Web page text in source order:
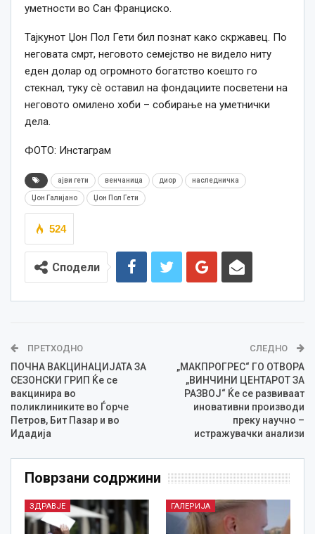
уметности во Сан Франциско.
Тајкунот Џон Пол Гети бил познат како скржавец. По
неговата смрт, неговото семејство не видело ниту
еден долар од огромното богатство коешто го
стекнал, туку сѐ оставил на фондациите посветени на
неговото омилено хоби – собирање на уметнички
дела.
ФОТО: Инстаграм
ајви гети венчаница диор наследничка
Џон Галијано Џон Пол Гети
524
Сподели
ПРЕТХОДНО
ПОЧНА ВАКЦИНАЦИЈАТА ЗА
СЕЗОНСКИ ГРИП Ќе се
вакцинира во
поликлиниките во Ѓорче
Петров, Бит Пазар и во
Идадија
СЛЕДНО
„МАКПРОГРЕС“ ГО ОТВОРА
„ВИНЧИНИ ЦЕНТАРОТ ЗА
РАЗВОЈ“ Ќе се развиваат
иновативни производи
преку научно –
истражувачки анализи
Поврзани содржини
ЗДРАВЈЕ ГАЛЕРИЈА